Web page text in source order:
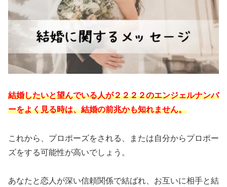
結婚したいと望んでいる人が２２２２のエンジェルナンバ
ーをよく見る時は、結婚の前兆かも知れません。
これから、プロポーズをされる、または自分からプロポー
ズをする可能性が高いでしょう。
あなたと恋人が深い信頼関係で結ばれ、お互いに相手と結